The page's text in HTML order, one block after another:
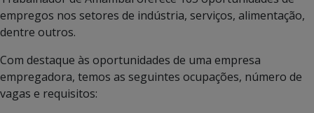
empregos nos setores de indústria, serviços, alimentação,
dentre outros.
Com destaque às oportunidades de uma empresa
empregadora, temos as seguintes ocupações, número de
vagas e requisitos: